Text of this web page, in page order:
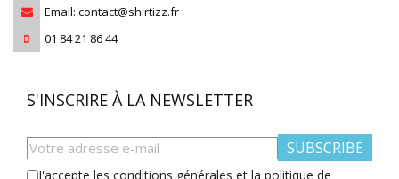
Email: contact@shirtizz.fr
01 84 21 86 44
S'INSCRIRE À LA NEWSLETTER
SUBSCRIBE
J'accepte les conditions générales et la politique de